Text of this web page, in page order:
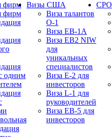
фирм
фирм
одним
Визы США
Виза талантов
О-1
Виза EB-1A
Виза EB2 NIW
для
уникальных
специалистов
Виза E-2 для
инвесторов
Виза L-1 для
руководителей
Виза EB-5 для
инвесторов
СРО